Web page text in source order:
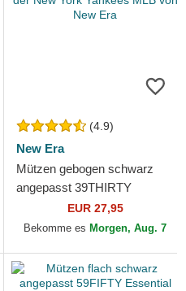
(4.9)
New Era
Mützen gebogen schwarz
angepasst 39THIRTY
Classic der New York
Yankees MLB von New Era
EUR 27,95
Bekomme es Morgen, Aug. 7